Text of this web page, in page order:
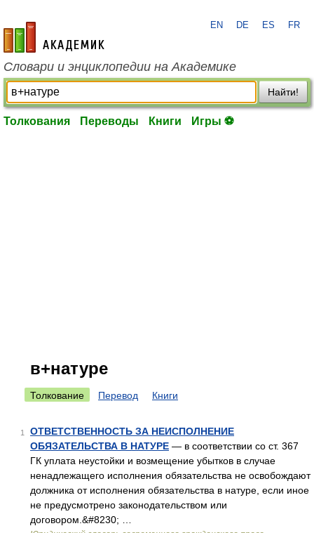
academic.ru
EN DE ES FR
Словари и энциклопедии на Академике
Найти!
Толкования Переводы Книги Игры ⚽
в+натуре
Толкование Перевод Книги
1
ОТВЕТСТВЕННОСТЬ ЗА НЕИСПОЛНЕНИЕ
ОБЯЗАТЕЛЬСТВА В НАТУРЕ — в соответствии со ст. 367
ГК уплата неустойки и возмещение убытков в случае
ненадлежащего исполнения обязательства не освобождают
должника от исполнения обязательства в натуре, если иное
не предусмотрено законодательством или
договором.&#8230; …